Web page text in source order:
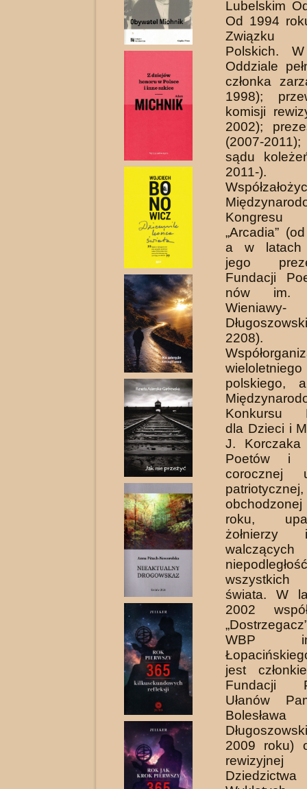
Lubelskim
Od 1994
Związku
Polskich.
Oddziale
członka
1998);
komisji
2002);
(2007-
sądu
2011-).
„Arcadia”
a w latach
jego
Fundacji
nów im.
Wieniawy-
2208).
polskiego,
Konkursu
dla Dzieci i
J. Korczaka
Poetów i
corocznej
pa­triotycznej,
roku,
świata. W
2002
WBP
jest
Fundacji
Ułanów
Bolesława
2009 roku)